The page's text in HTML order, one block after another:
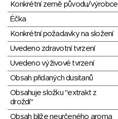
Konkrétní země původu/výrobce
Éčka
Konkrétní požadavky na složení
Uvedeno zdravotní tvrzení
Uvedeno výživové tvrzení
Obsah přidaných dusitanů
Obsahuje složku "extrakt z
droždí"
Obsah blíže neurčeného aroma